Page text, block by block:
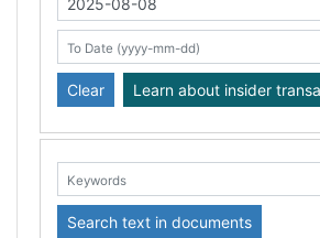
Search table
From Date (yyyy-mm-dd)
To Date (yyyy-mm-dd)
Clear Learn about insider
Keywords: Search text in documents